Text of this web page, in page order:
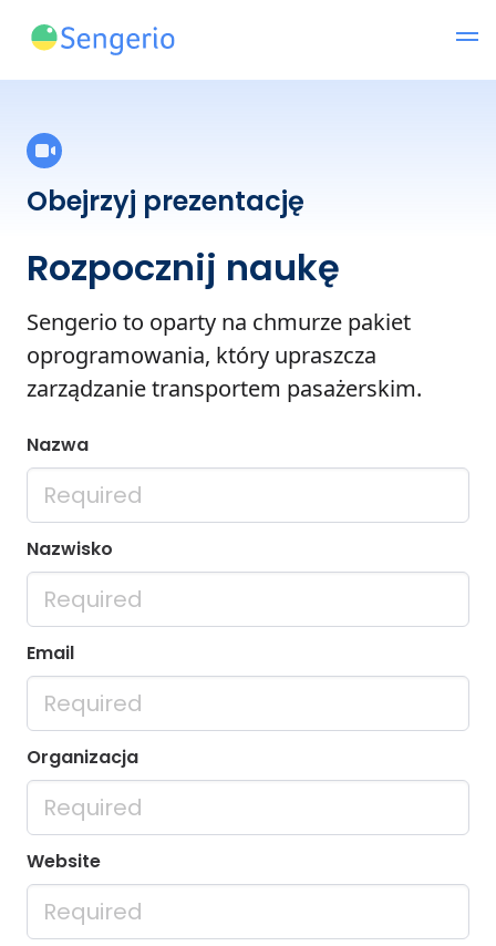
Obejrzyj prezentację
Rozpocznij naukę
Sengerio to oparty na chmurze pakiet
oprogramowania, który upraszcza
zarządzanie transportem pasażerskim.
Nazwa
Nazwisko
Email
Organizacja
Website